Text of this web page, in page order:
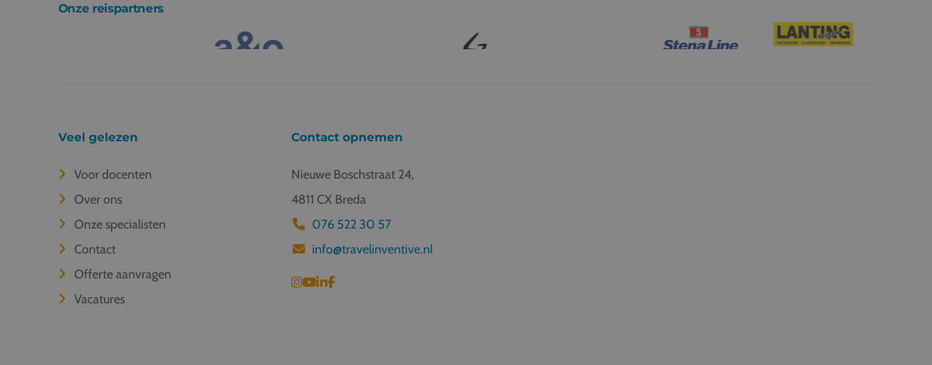
Onze reispartners
Veel gelezen
Voor docenten
Over ons
Onze specialisten
Contact
Offerte aanvragen
Vacatures
Contact opnemen
Nieuwe Boschstraat 24,
4811 CX Breda
076 522 30 57
info@travelinventive.nl